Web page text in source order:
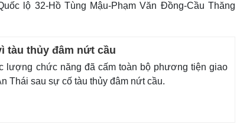
lộ 32-Hồ Tùng Mậu-Phạm Văn Đồng-Cầu Thăng
tàu thủy đâm nứt cầu
lượng chức năng đã cấm toàn bộ phương tiện giao
Thái sau sự cố tàu thủy đâm nứt cầu.